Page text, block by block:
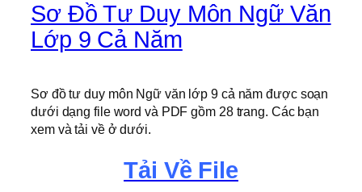
Sơ Đồ Tư Duy Môn Ngữ Văn
Lớp 9 Cả Năm
Sơ đồ tư duy môn Ngữ văn lớp 9 cả năm được soạn
dưới dạng file word và PDF gồm 28 trang. Các bạn
xem và tải về ở dưới.
Tải Về File